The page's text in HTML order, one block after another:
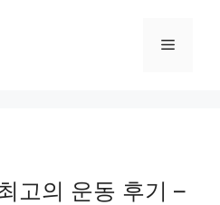
Menu
고의 운동 후기 –